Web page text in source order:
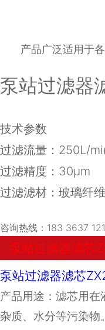
产品广泛适用于
泵站过滤器
技术参数
过滤流量：250L/
过滤精度：30μm
过滤滤材：玻璃纤
咨询热线：183 3637
泵站过滤器滤芯
泵站过滤器滤芯
产品用途：滤芯用
杂质、水分等污染